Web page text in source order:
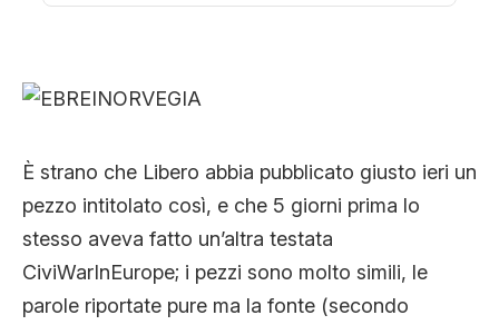
CONTATTI
CHI SIAMO
È strano che Libero abbia pubblicato giusto ieri un
pezzo intitolato così, e che 5 giorni prima lo
stesso aveva fatto un’altra testata
CiviWarInEurope; i pezzi sono molto simili, le
parole riportate pure ma la fonte (secondo